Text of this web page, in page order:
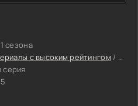
сезона
с высоким рейтингом /
серия